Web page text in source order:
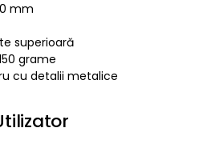
mm
superioară
grame
cu detalii metalice